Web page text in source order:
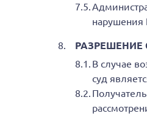
нарушения
РАЗРЕШЕНИЕ
В случае
суд